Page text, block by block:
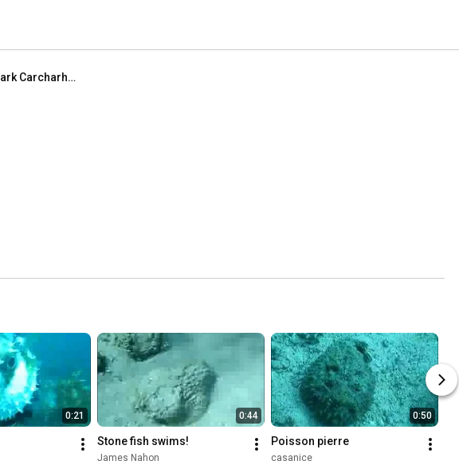
Чернопёрые рифовые акулы Blacktip reef shark Carcharhinus melanopterus
0:21 0:44
Stone fish swims!
James Nahon
0:50
Poisson pierre
casanice